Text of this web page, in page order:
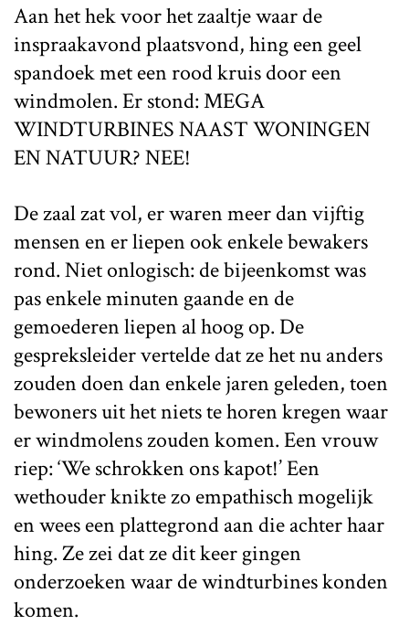
Aan het hek voor het zaaltje waar de
inspraakavond plaatsvond, hing een geel
spandoek met een rood kruis door een
windmolen. Er stond: MEGA
WINDTURBINES NAAST WONINGEN
EN NATUUR? NEE!
De zaal zat vol, er waren meer dan vijftig
mensen en er liepen ook enkele bewakers
rond. Niet onlogisch: de bijeenkomst was
pas enkele minuten gaande en de
gemoederen liepen al hoog op. De
gespreksleider vertelde dat ze het nu anders
zouden doen dan enkele jaren geleden, toen
bewoners uit het niets te horen kregen waar
er windmolens zouden komen. Een vrouw
riep: ‘We schrokken ons kapot!’ Een
wethouder knikte zo empathisch mogelijk
en wees een plattegrond aan die achter haar
hing. Ze zei dat ze dit keer gingen
onderzoeken waar de windturbines konden
komen.